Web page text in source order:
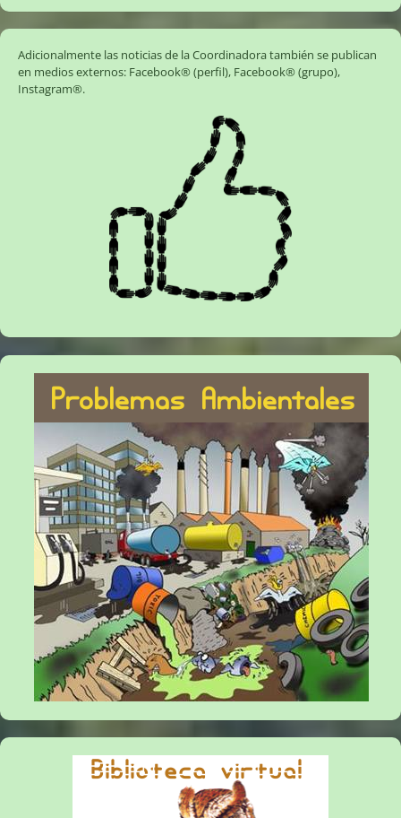
Adicionalmente las noticias de la Coordinadora también se publican
en medios externos: Facebook® (perfil), Facebook® (grupo),
Instagram®.